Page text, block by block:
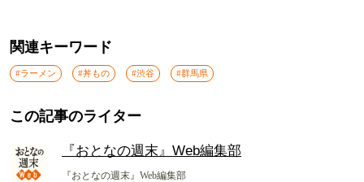
関連キーワード
#ラーメン #丼もの #渋谷 #群馬県
この記事のライター
『おとなの週末』Web編集部
『おとなの週末』Web編集部